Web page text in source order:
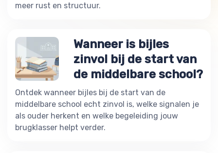
meer rust en structuur.
Wanneer is bijles
zinvol bij de start van
de middelbare school?
Ontdek wanneer bijles bij de start van de
middelbare school echt zinvol is, welke signalen je
als ouder herkent en welke begeleiding jouw
brugklasser helpt verder.